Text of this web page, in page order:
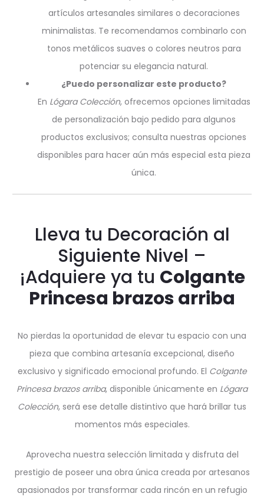
artículos artesanales similares o decoraciones
minimalistas. Te recomendamos combinarlo con
tonos metálicos suaves o colores neutros para
potenciar su elegancia natural.
¿Puedo personalizar este producto?
En Lógara Colección, ofrecemos opciones limitadas
de personalización bajo pedido para algunos
productos exclusivos; consulta nuestras opciones
disponibles para hacer aún más especial esta pieza
única.
Lleva tu Decoración al
Siguiente Nivel –
¡Adquiere ya tu Colgante
Princesa brazos arriba
No pierdas la oportunidad de elevar tu espacio con una
pieza que combina artesanía excepcional, diseño
exclusivo y significado emocional profundo. El Colgante
Princesa brazos arriba, disponible únicamente en Lógara
Colección, será ese detalle distintivo que hará brillar tus
momentos más especiales.
Aprovecha nuestra selección limitada y disfruta del
prestigio de poseer una obra única creada por artesanos
apasionados por transformar cada rincón en un refugio